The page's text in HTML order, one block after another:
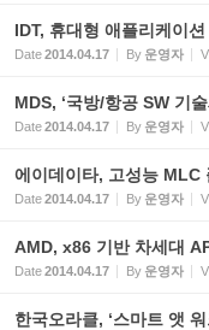
IDT, 휴대형 애플리케이션
Date2014.04.17 By 운영자
MDS, ‘국방/항공 SW 기
Date2014.04.17 By 운영자
에이데이타, 고성능 MLC
Date2014.04.17 By 운영자
AMD, x86 기반 차세대
Date2014.04.17 By 운영자
한국오라클, ‘스마트 앳